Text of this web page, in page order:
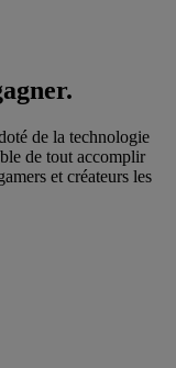
de la technologie
de tout accomplir
et créateurs les